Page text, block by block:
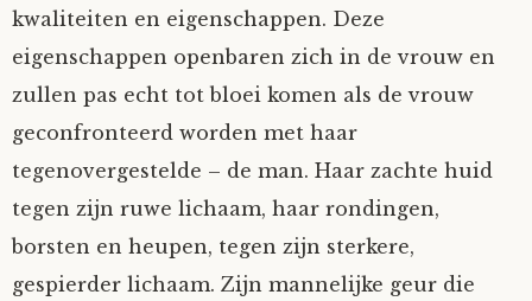
kwaliteiten en eigenschappen. Deze
eigenschappen openbaren zich in de vrouw en
zullen pas echt tot bloei komen als de vrouw
geconfronteerd worden met haar
tegenovergestelde – de man. Haar zachte huid
tegen zijn ruwe lichaam, haar rondingen,
borsten en heupen, tegen zijn sterkere,
gespierder lichaam. Zijn mannelijke geur die